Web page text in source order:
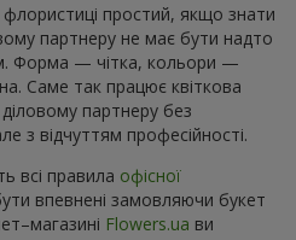
флористиці простий, якщо знати
партнеру не має бути надто
Форма — чітка, кольори —
Саме так працює квіткова
діловому партнеру без
з відчуттям професійності.
всі правила офісної
впевнені замовляючи букет
Flowers.ua ви